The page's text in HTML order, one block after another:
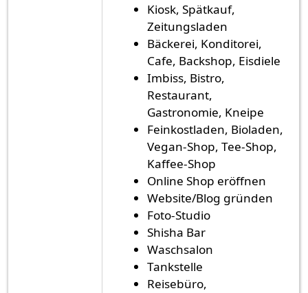
Kiosk, Spätkauf,
Zeitungsladen
Bäckerei, Konditorei,
Cafe, Backshop, Eisdiele
Imbiss, Bistro,
Restaurant,
Gastronomie, Kneipe
Feinkostladen, Bioladen,
Vegan-Shop, Tee-Shop,
Kaffee-Shop
Online Shop eröffnen
Website/Blog gründen
Foto-Studio
Shisha Bar
Waschsalon
Tankstelle
Reisebüro,